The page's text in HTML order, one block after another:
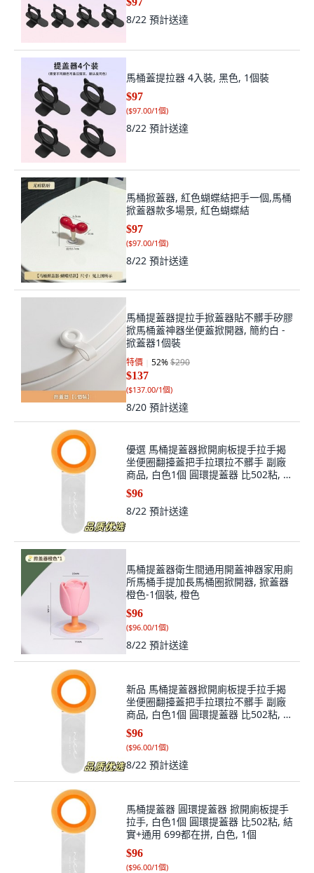
8/22 預計送達
馬桶蓋提拉器 4入裝, 黑色, 1個裝
$97
($97.00/1個)
8/22 預計送達
馬桶掀蓋器, 紅色蝴蝶結把手一個,馬桶
掀蓋器款多場景, 紅色蝴蝶結
$97
($97.00/1個)
8/22 預計送達
馬桶提蓋器提拉手掀蓋器貼不髒手矽膠
掀馬桶蓋神器坐便蓋掀開器, 簡約白 -
掀蓋器1個裝
特價 52%$290
$137
($137.00/1個)
8/20 預計送達
優選 馬桶提蓋器掀開廁板提手拉手揭
坐便圈翻擡蓋把手拉環拉不髒手 副廠
商品, 白色1個 圓環提蓋器 比502粘, 結
實+通用 699都在拼
$96
8/22 預計送達
馬桶提蓋器衛生間通用開蓋神器家用廁
所馬桶手提加長馬桶圈掀開器, 掀蓋器
橙色-1個裝, 橙色
$96
($96.00/1個)
8/22 預計送達
新品 馬桶提蓋器掀開廁板提手拉手揭
坐便圈翻擡蓋把手拉環拉不髒手 副廠
商品, 白色1個 圓環提蓋器 比502粘, 結
實+通用 699都在拼, 白色
$96
($96.00/1個)
8/22 預計送達
馬桶提蓋器 圓環提蓋器 掀開廁板提手
拉手, 白色1個 圓環提蓋器 比502粘, 結
實+通用 699都在拼, 白色, 1個
$96
($96.00/1個)